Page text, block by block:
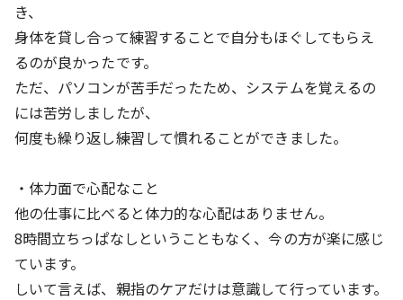
き、
身体を貸し合って練習することで自分もほぐしてもらえ
るのが良かったです。
ただ、パソコンが苦手だったため、システムを覚えるの
には苦労しましたが、
何度も繰り返し練習して慣れることができました。
・体力面で心配なこと
他の仕事に比べると体力的な心配はありません。
8時間立ちっぱなしということもなく、今の方が楽に感じ
ています。
しいて言えば、親指のケアだけは意識して行っています。